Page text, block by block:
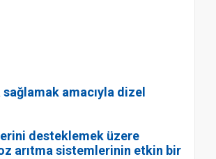
amacıyla dizel
desteklemek üzere
arıtma sistemlerinin etkin bir